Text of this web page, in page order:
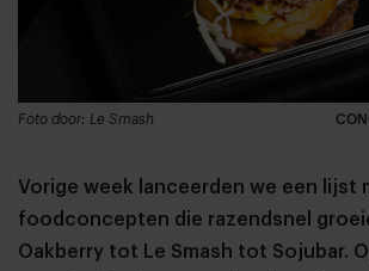
Foto door: Le Smash
Vorige week lanceerden we een lijst
foodconcepten die razendsnel
Oakberry tot Le Smash tot Sojubar.